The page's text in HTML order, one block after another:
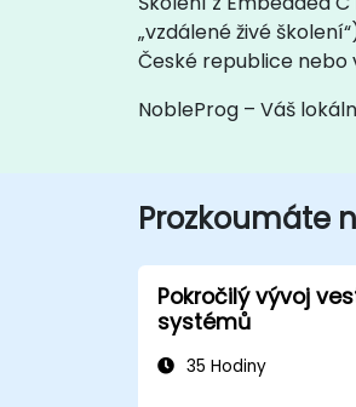
„vzdálené živé
České republice
NobleProg – Váš
Prozkoumáte
Pokročilý vývoj
systémů
35 Hodiny